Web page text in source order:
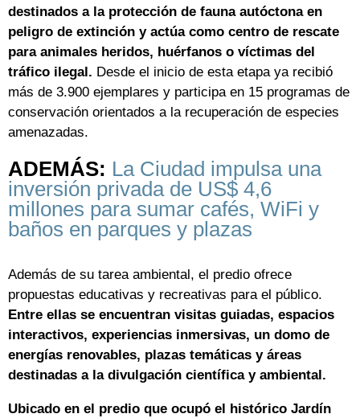
destinados a la protección de fauna autóctona en
peligro de extinción y actúa como centro de rescate
para animales heridos, huérfanos o víctimas del
tráfico ilegal. Desde el inicio de esta etapa ya recibió
más de 3.900 ejemplares y participa en 15 programas de
conservación orientados a la recuperación de especies
amenazadas.
ADEMÁS: La Ciudad impulsa una
inversión privada de US$ 4,6
millones para sumar cafés, WiFi y
baños en parques y plazas
Además de su tarea ambiental, el predio ofrece
propuestas educativas y recreativas para el público.
Entre ellas se encuentran visitas guiadas, espacios
interactivos, experiencias inmersivas, un domo de
energías renovables, plazas temáticas y áreas
destinadas a la divulgación científica y ambiental.
Ubicado en el predio que ocupó el histórico Jardín